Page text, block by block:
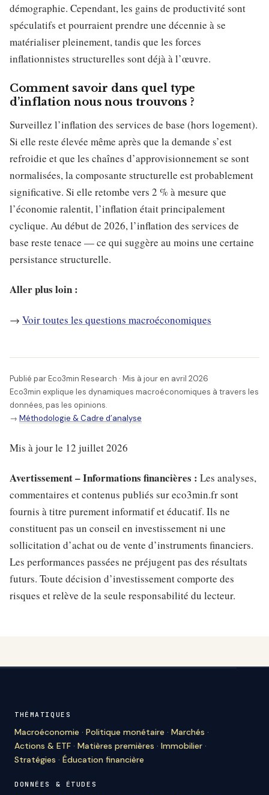
démographie. Cependant, les gains de productivité sont
spéculatifs et pourraient prendre une décennie à se
matérialiser pleinement, tandis que les forces
inflationnistes structurelles sont déjà à l’œuvre.
Comment savoir dans quel type
d’inflation nous nous trouvons ?
Surveillez l’inflation des services de base (hors logement).
Si elle reste élevée même après que la demande s’est
refroidie et que les chaînes d’approvisionnement se sont
normalisées, la composante structurelle est probablement
significative. Si elle retombe vers 2 % à mesure que
l’économie ralentit, l’inflation était principalement
cyclique. Au début de 2026, l’inflation des services de
base reste tenace — ce qui suggère au moins une certaine
persistance structurelle.
Aller plus loin :
→ Voir toutes les questions macroéconomiques
Publié par Eco3min Research · Mis à jour en avril 2026
Eco3min explique les dynamiques macroéconomiques à travers les
données, pas les opinions.
→ Méthodologie & Cadre d’analyse
Mis à jour le 12 juillet 2026
Avertissement – Informations financières : Les analyses,
commentaires et contenus publiés sur eco3min.fr sont
fournis à titre purement informatif et éducatif. Ils ne
constituent pas un conseil en investissement ni une
sollicitation d’achat ou de vente d’instruments financiers.
Les performances passées ne préjugent pas des résultats
futurs. Toute décision d’investissement comporte des
risques et relève de la seule responsabilité du lecteur.
THÉMATIQUES
Macroéconomie · Politique monétaire · Marchés ·
Actions & ETF · Matières premières · Immobilier ·
Stratégies · Éducation financière
DONNÉES & ÉTUDES